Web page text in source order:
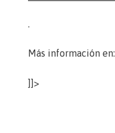
Más información en:
]]>